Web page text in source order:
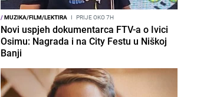
/MUZIKA/FILM/LEKTIRA I PRIJE OKO 7H
Novi uspjeh dokumentarca FTV-a o Ivici
Osimu: Nagrada i na City Festu u Niškoj
Banji